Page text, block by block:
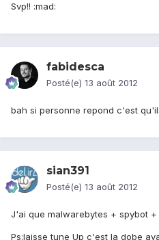
Svp!! :mad:
fabidesca
Posté(e) 13 août 2012
bah si personne repond c'est
sian391
Posté(e) 13 août 2012
J'ai que malwarebytes + spybot
Ps:laisse tune Up c'est la dobe